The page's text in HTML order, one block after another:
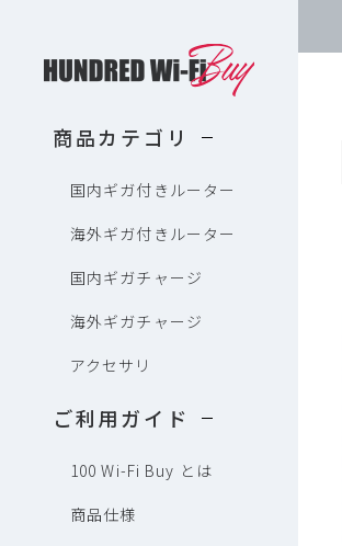
商品カテゴリ
国内ギガ付きルーター
海外ギガ付きルーター
国内ギガチャージ
海外ギガチャージ
アクセサリ
ご利用ガイド
100 Wi-Fi Buy とは
商品仕様